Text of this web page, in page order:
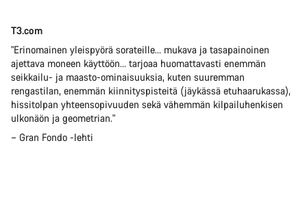
T3.com
"Erinomainen yleispyörä sorateille… mukava ja tasapainoinen
ajettava moneen käyttöön… tarjoaa huomattavasti enemmän
seikkailu- ja maasto-ominaisuuksia, kuten suuremman
rengastilan, enemmän kiinnityspisteitä (jäykässä etuhaarukassa),
hissitolpan yhteensopivuuden sekä vähemmän kilpailuhenkisen
ulkonäön ja geometrian."
– Gran Fondo -lehti